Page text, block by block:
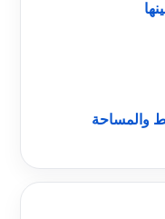
والمساحة